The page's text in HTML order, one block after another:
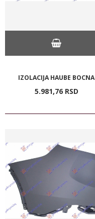
IZOLACIJA HAUBE BOCNA
5.981,76 RSD